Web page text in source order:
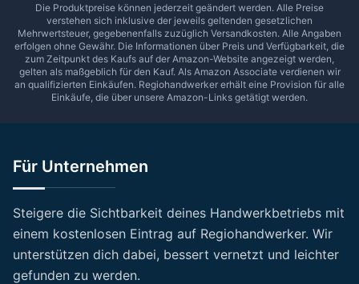
Die Produktpreise können jederzeit geändert werden. Alle Preise
verstehen sich inklusive der jeweils geltenden gesetzlichen
Mehrwertsteuer, gegebenenfalls zuzüglich Versandkosten. Alle Angaben
erfolgen ohne Gewähr. Die Informationen über Preis und Verfügbarkeit, die
zum Zeitpunkt des Kaufs auf der Amazon-Website angezeigt werden,
gelten als maßgeblich für den Kauf. Als Amazon Associate verdienen wir
an qualifizierten Einkäufen. Regiohandwerker erhält eine Provision für alle
Einkäufe, die über unsere Amazon-Links getätigt werden.
Für Unternehmen
Steigere die Sichtbarkeit deines Handwerkbetriebs mit
einem kostenlosen Eintrag auf Regiohandwerker. Wir
unterstützen dich dabei, bessert vernetzt und leichter
gefunden zu werden.